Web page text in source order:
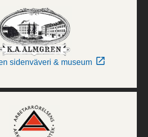
sidenväveri & museum